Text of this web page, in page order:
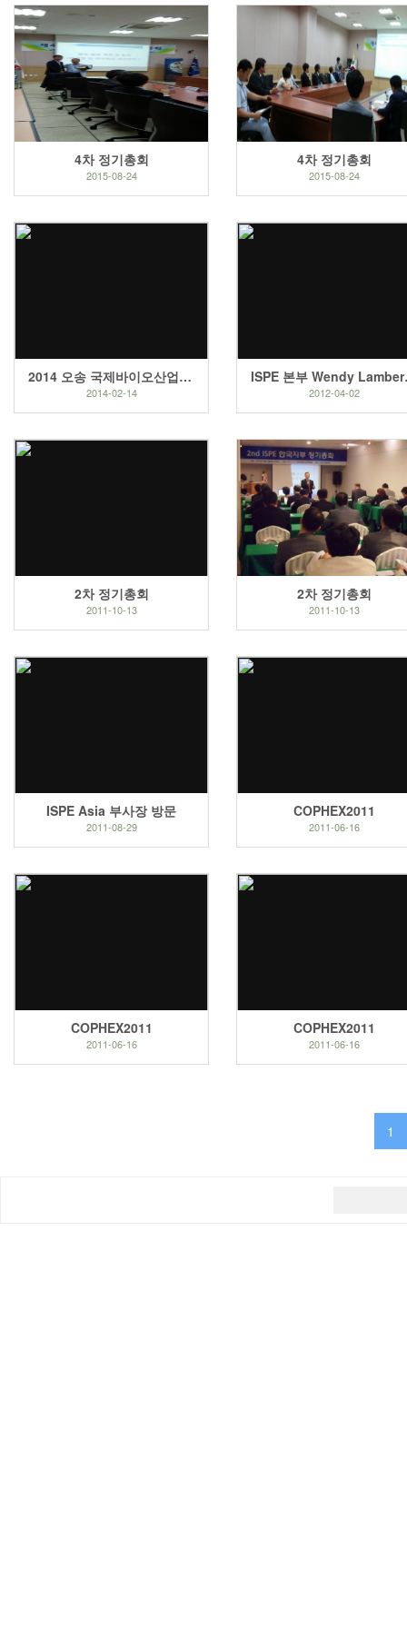
4차 정기총회
2015-08-24
4차 정기총회
2015-08-24
2014 오송 국제바이오산업 엑스포 국제학술회의 협약
2014-02-14
ISPE
2012-04-02
2차 정기총회
2011-10-13
2차 정기총회
2011-10-13
ISPE Asia 부사장 방문
2011-08-29
COPHEX2011
2011-06-16
COPHEX2011
2011-06-16
COPHEX2011
2011-06-16
1